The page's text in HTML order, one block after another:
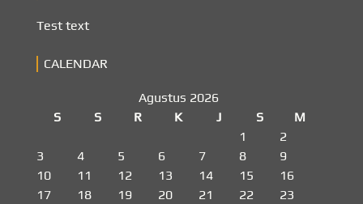
Test text
CALENDAR
Agustus 2026
S
S R K J S
M
1
2
3
4 5 6 7 8
9
10
11 12 13 14 15
16
17
18 19 20 21 22 23